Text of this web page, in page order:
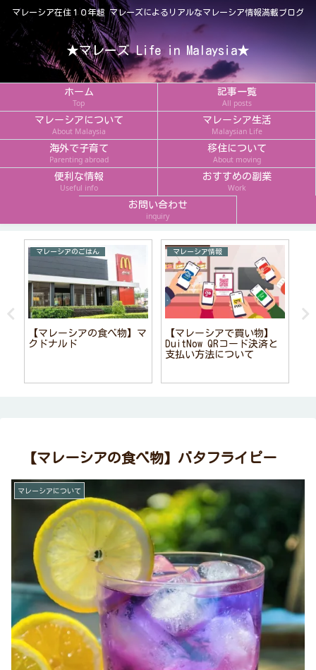
マレーシア在住１０年超 マレーズによるリアルなマレーシア情報満載ブログ
★マレーズ Life in Malaysia★
ホーム
Top
記事一覧
All posts
マレーシアについて
About Malaysia
マレーシア生活
Malaysian Life
海外で子育て
Parenting abroad
移住について
About moving
便利な情報
Useful info
おすすめの副業
Work
お問い合わせ
inquiry
マレーシアのごはん
【マレーシアの食べ物】マ
クドナルド
マレーシア情報
【マレーシアで買い物】
DuitNow QRコード決済と
支払い方法について
【マレーシアの食べ物】バタフライピー
マレーシアについて